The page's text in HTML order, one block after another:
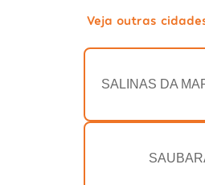
Veja outras
SALINAS DA